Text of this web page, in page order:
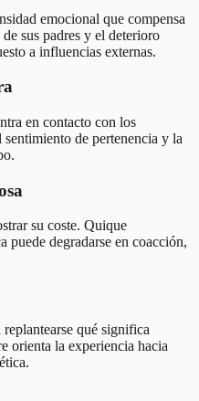
emocional que compensa
sus padres y el deterioro
a influencias externas.
en contacto con los
de pertenencia y la
su coste. Quique
puede degradarse en coacción,
qué significa
orienta la experiencia hacia